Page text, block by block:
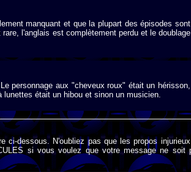
manquant et que la plupart des épisodes sont
l'anglais est complètement perdu et le doublage
personnage aux "cheveux roux" était un hérisson,
lunettes était un hibou et sinon un musicien.
ci-dessous. N'oubliez pas que les propos
si vous voulez que votre message ne soit